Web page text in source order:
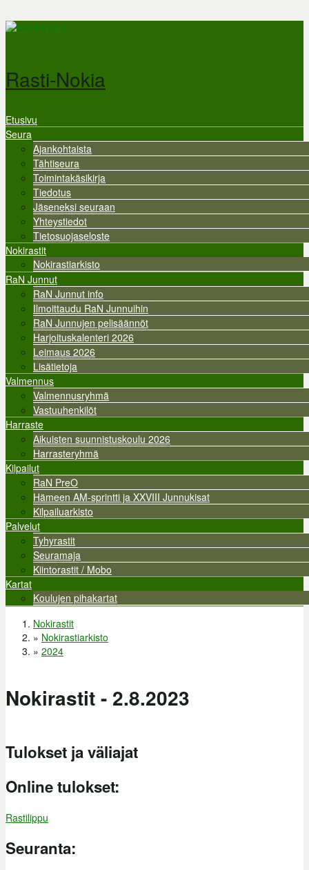
Hyppää pääsisältöön
Rasti-Nokia
Valikko
Etusivu
Seura
Ajankohtaista
Tähtiseura
Toimintakäsikirja
Tiedotus
Jäseneksi seuraan
Yhteystiedot
Tietosuojaseloste
Nokirastit
Nokirastiarkisto
RaN Junnut
RaN Junnut info
Ilmoittaudu RaN Junnuihin
RaN Junnujen pelisäännöt
Harjoituskalenteri 2026
Leimaus 2026
Lisätietoja
Valmennus
Valmennusryhmä
Vastuuhenkilöt
Harraste
Aikuisten suunnistuskoulu 2026
Harrasteryhmä
Kilpailut
RaN PreO
Hämeen AM-sprintti ja XXVIII Junnukisat
Kilpailuarkisto
Palvelut
Tyhyrastit
Seuramaja
Kiintorastit / Mobo
Kartat
Koulujen pihakartat
Olet täällä
Nokirastit
» Nokirastiarkisto
» 2024
Nokirastit - 2.8.2023
Tulokset ja väliajat
Online tulokset:
Rastilippu
Seuranta: